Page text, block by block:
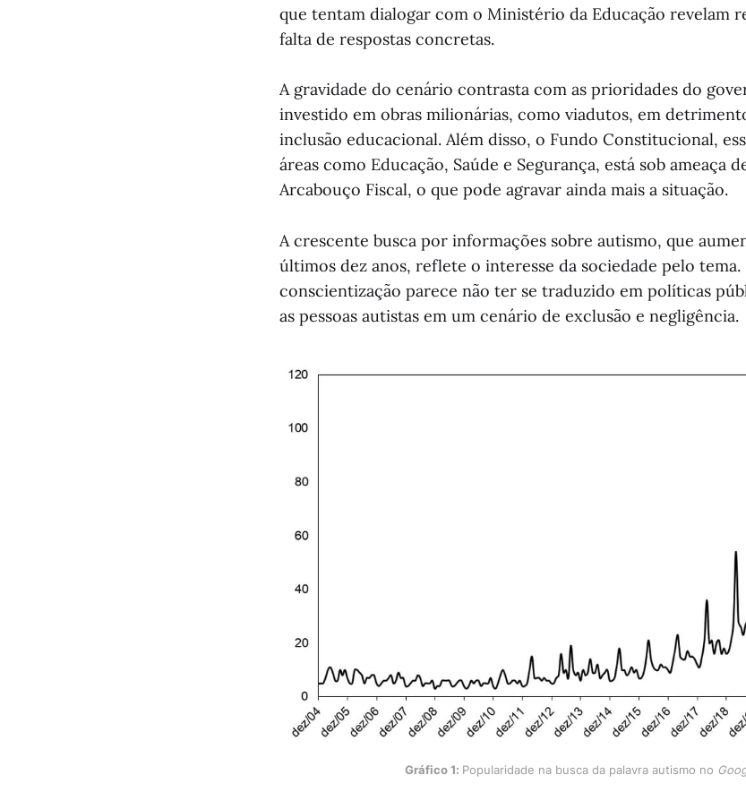
que tentam dialogar com o Ministério da Educação revelam
falta de respostas concretas.
A gravidade do cenário contrasta com as prioridades do
investido em obras milionárias, como viadutos, em
inclusão educacional. Além disso, o Fundo Constitucional,
áreas como Educação, Saúde e Segurança, está sob ameaça
Arcabouço Fiscal, o que pode agravar ainda mais a situação.
A crescente busca por informações sobre autismo, que
últimos dez anos, reflete o interesse da sociedade pelo
conscientização parece não ter se traduzido em políticas
as pessoas autistas em um cenário de exclusão e negligência.
Gráfico 1: Popularidade na busca da palavra autismo no